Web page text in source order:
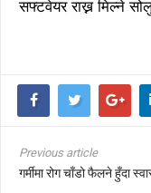
सफ्टवेयर राख्न मिल्ने
Previous article
गर्मीमा रोग चाँडो फैलने हुँदा